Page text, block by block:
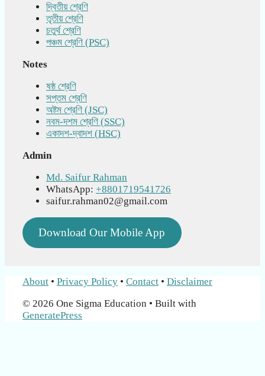
দ্বিতীয় শ্রেণি
তৃতীয় শ্রেণি
চতুর্থ শ্রেণি
পঞ্চম শ্রেণি (PSC)
Notes
ষষ্ঠ শ্রেণি
সপ্তম শ্রেণি
অষ্টম শ্রেণি (JSC)
নবম-দশম শ্রেণি (SSC)
একাদশ-দ্বাদশ (HSC)
Admin
Md. Saifur Rahman
WhatsApp: +8801719541726
saifur.rahman02@gmail.com
Download Our Mobile App
About • Privacy Policy • Contact • Disclaimer
© 2026 One Sigma Education • Built with
GeneratePress